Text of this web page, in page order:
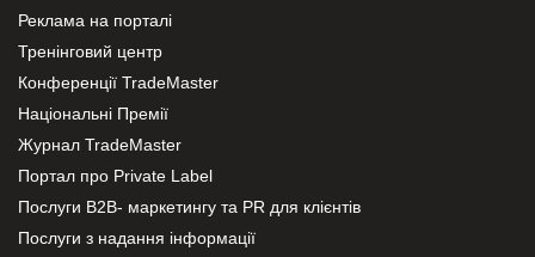
Реклама на порталі
Тренінговий центр
Конференції TradeMaster
Національні Премії
Журнал TradeMaster
Портал про Private Label
Послуги В2В- маркетингу та PR для клієнтів
Послуги з надання інформації